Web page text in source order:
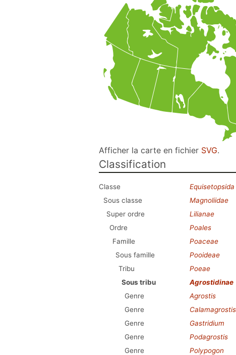
Afficher la carte en fichier SVG.
Classification
Classe
Equisetopsida
Sous classe
Magnoliidae
Super ordre
Lilianae
Ordre
Poales
Famille
Poaceae
Sous famille
Pooideae
Tribu
Poeae
Sous tribu
Agrostidinae
Genre
Agrostis
Genre
Calamagrostis
Genre
Gastridium
Genre
Podagrostis
Genre
Polypogon